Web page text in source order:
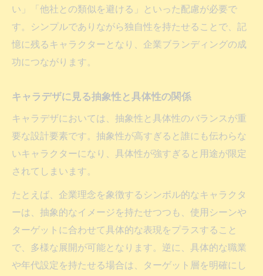
い」「他社との類似を避ける」といった配慮が必要で
す。シンプルでありながら独自性を持たせることで、記
憶に残るキャラクターとなり、企業ブランディングの成
功につながります。
キャラデザに見る抽象性と具体性の関係
キャラデザにおいては、抽象性と具体性のバランスが重
要な設計要素です。抽象性が高すぎると誰にも伝わらな
いキャラクターになり、具体性が強すぎると用途が限定
されてしまいます。
たとえば、企業理念を象徴するシンボル的なキャラクタ
ーは、抽象的なイメージを持たせつつも、使用シーンや
ターゲットに合わせて具体的な表現をプラスすること
で、多様な展開が可能となります。逆に、具体的な職業
や年代設定を持たせる場合は、ターゲット層を明確にし